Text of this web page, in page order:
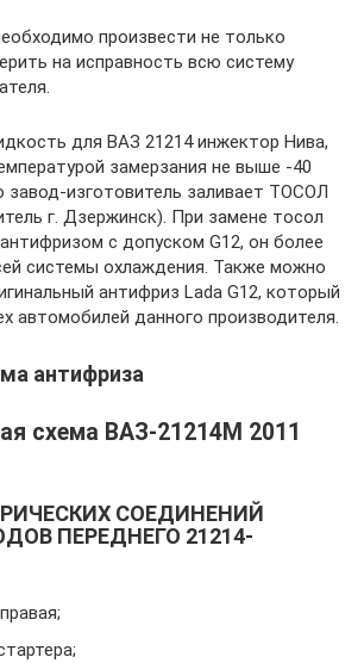
произвести не только
на исправность всю систему
для ВАЗ 21214 инжектор Нива,
замерзания не выше -40
завод-изготовитель заливает ТОСОЛ
г. Дзержинск). При замене тосол
с допуском G12, он более
системы охлаждения. Также можно
антифриз Lada G12, который
автомобилей данного производителя.
антифриза
схема ВАЗ-21214М 2011
СОЕДИНЕНИЙ
ПЕРЕДНЕГО 21214-